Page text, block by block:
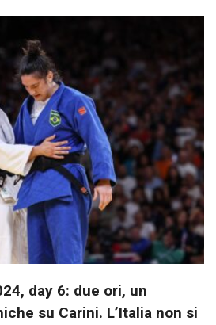
day 6: due ori, un
su Carini. L’Italia non si